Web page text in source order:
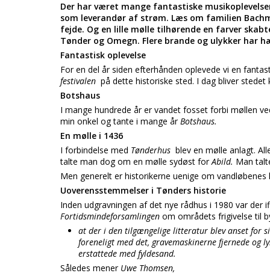
Der har været mange fantastiske
som leverandør af strøm. Læs om familien
fejde. Og en lille mølle tilhørende en farver
Tønder og Omegn. Flere brande og ulykker har
Fantastisk oplevelse
For en del år siden efterhånden oplevede vi en
festivalen på dette historiske sted. I dag bliver
Botshaus
I mange hundrede år er vandet fosset forbi møllen
min onkel og tante i mange årBotshaus.
En mølle i 1436
I forbindelse med Tønderhus blev en mølle anlagt.
talte man dog om en mølle sydøst forAbild. Man
Men generelt er historikerne uenige om
Uoverensstemmelser i Tønders historie
Inden udgravningen af det nye rådhus i 1980 var der
Fortidsmindeforsamlingen om områdets frigivelse til
at der i den tilgængelige litteratur blev anset for
foreneligt med det, gravemaskinerne fjernede og
erstattede med fyldesand.
Således mener Uwe Thomsen,